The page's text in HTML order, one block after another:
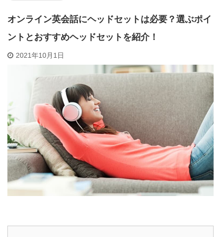
オンライン英会話にヘッドセットは必要？選ぶポイ
ントとおすすめヘッドセットを紹介！
2021年10月1日